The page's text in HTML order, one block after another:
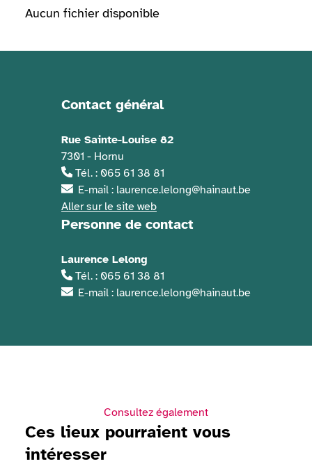
Aucun fichier disponible
Informations de contact
Contact général
Rue Sainte-Louise 82
7301 - Hornu
Tél. : 065 61 38 81
E-mail : laurence.lelong@hainaut.be
Aller sur le site web
Personne de contact
Laurence Lelong
Tél. : 065 61 38 81
E-mail : laurence.lelong@hainaut.be
Consultez également
Ces lieux pourraient vous
intéresser